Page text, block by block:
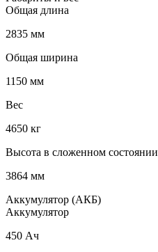
Общая длина
2835 мм
Общая ширина
1150 мм
Вес
4650 кг
Высота в сложенном состоянии
3864 мм
Аккумулятор (АКБ)
Аккумулятор
450 Ач